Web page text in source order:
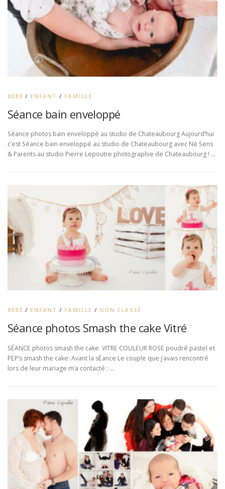
BÉBÉ / ENFANT / FAMILLE
Séance bain enveloppé
Séance photos bain enveloppé au studio de Chateaubourg Aujourd’hui
c’est Séance bain enveloppé au studio de Chateaubourg avec Né Sens
& Parents au studio Pierre Lepoutre photographie de Chateaubourg ! …
BÉBÉ / ENFANT / FAMILLE / NON CLASSÉ
Séance photos Smash the cake Vitré
SÉANCE photos smash the cake VITRE COULEUR ROSE poudré pastel et
PEP’s smash the cake: Avant la sÉance Le couple que j’avais rencontré
lors de leur mariage m’a contacté : …